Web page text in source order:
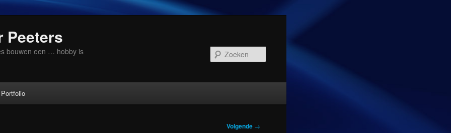
Peeters
bouwen een … hobby is
Portfolio
Volgende →